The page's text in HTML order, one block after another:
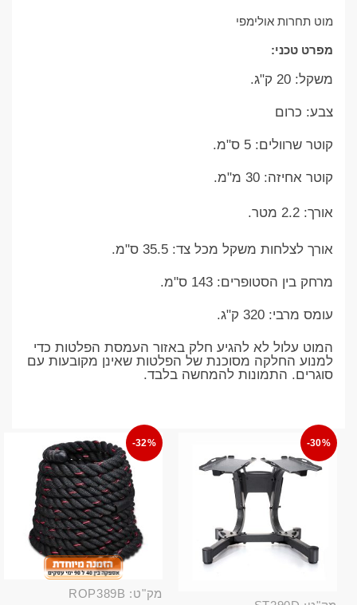
מוט תחרות אולימפי
מפרט טכני:
משקל: 20 ק"ג.
צבע: כרום
קוטר שרוולים: 5 ס"מ.
קוטר אחיזה: 30 מ"מ.
אורך: 2.2 מטר.
אורך לצלחות משקל מכל צד: 35.5 ס"מ.
מרחק בין הסטופרים: 143 ס"מ.
עומס מרבי: 320 ק"ג.
המוט עלול לא להגיע חלק באזור העמסת הפלטות כדי
למנוע החלקה מסוכנת של הפלטות שאינן מקובעות עם
סוגרים. התמונות להמחשה בלבד.
-30%
-32%
מק"ט: ROP389B